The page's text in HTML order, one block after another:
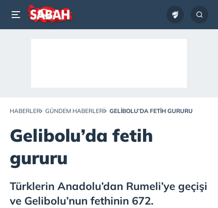
HABERLER GÜNDEM HABERLERI GELIBOLU’DA FETIH GURURU
Gelibolu’da fetih
gururu
Türklerin Anadolu’dan Rumeli’ye geçişi
ve Gelibolu’nun fethinin 672.